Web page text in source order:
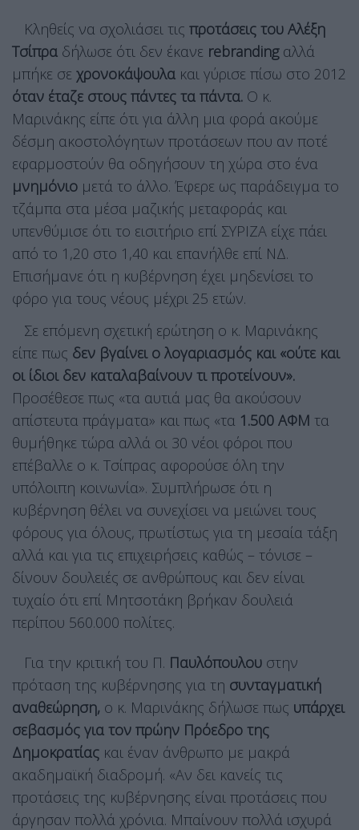
Κληθείς να σχολιάσει τις προτάσεις του Αλέξη
Τσίπρα δήλωσε ότι δεν έκανε rebranding αλλά
μπήκε σε χρονοκάψουλα και γύρισε πίσω στο 2012
όταν έταζε στους πάντες τα πάντα. Ο κ.
Μαρινάκης είπε ότι για άλλη μια φορά ακούμε
δέσμη ακοστολόγητων προτάσεων που αν ποτέ
εφαρμοστούν θα οδηγήσουν τη χώρα στο ένα
μνημόνιο μετά το άλλο. Έφερε ως παράδειγμα το
τζάμπα στα μέσα μαζικής μεταφοράς και
υπενθύμισε ότι το εισιτήριο επί ΣΥΡΙΖΑ είχε πάει
από το 1,20 στο 1,40 και επανήλθε επί ΝΔ.
Επισήμανε ότι η κυβέρνηση έχει μηδενίσει το
φόρο για τους νέους μέχρι 25 ετών.
Σε επόμενη σχετική ερώτηση ο κ. Μαρινάκης
είπε πως δεν βγαίνει ο λογαριασμός και «ούτε και
οι ίδιοι δεν καταλαβαίνουν τι προτείνουν».
Προσέθεσε πως «τα αυτιά μας θα ακούσουν
απίστευτα πράγματα» και πως «τα 1.500 ΑΦΜ τα
θυμήθηκε τώρα αλλά οι 30 νέοι φόροι που
επέβαλλε ο κ. Τσίπρας αφορούσε όλη την
υπόλοιπη κοινωνία». Συμπλήρωσε ότι η
κυβέρνηση θέλει να συνεχίσει να μειώνει τους
φόρους για όλους, πρωτίστως για τη μεσαία τάξη
αλλά και για τις επιχειρήσεις καθώς – τόνισε –
δίνουν δουλειές σε ανθρώπους και δεν είναι
τυχαίο ότι επί Μητσοτάκη βρήκαν δουλειά
περίπου 560.000 πολίτες.
Για την κριτική του Π. Παυλόπουλου στην
πρόταση της κυβέρνησης για τη συνταγματική
αναθεώρηση, ο κ. Μαρινάκης δήλωσε πως υπάρχει
σεβασμός για τον πρώην Πρόεδρο της
Δημοκρατίας και έναν άνθρωπο με μακρά
ακαδημαϊκή διαδρομή. «Αν δει κανείς τις
προτάσεις της κυβέρνησης είναι προτάσεις που
άργησαν πολλά χρόνια. Μπαίνουν πολλά ισχυρά